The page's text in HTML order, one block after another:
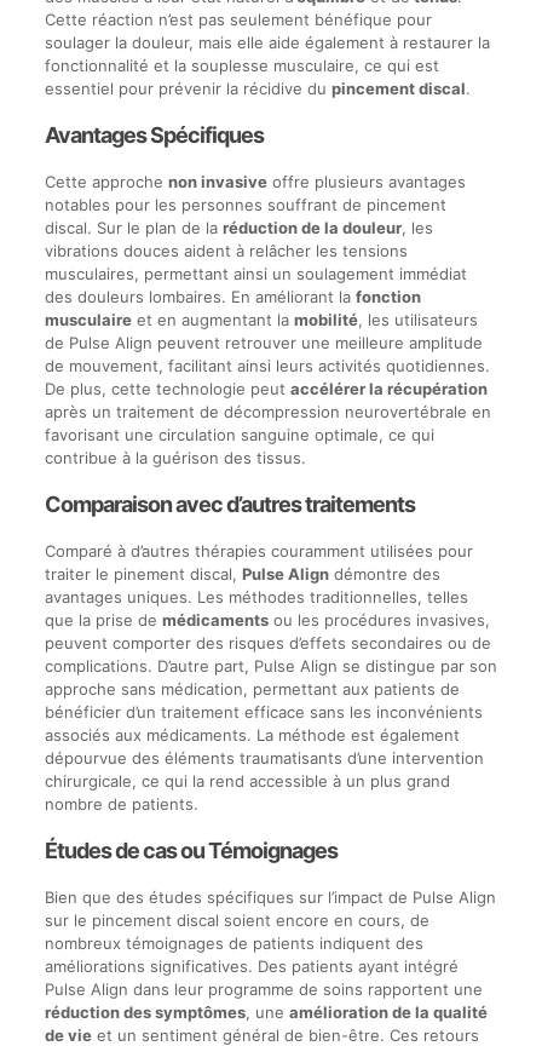
Cette réaction n’est pas seulement bénéfique pour
soulager la douleur, mais elle aide également à restaurer la
fonctionnalité et la souplesse musculaire, ce qui est
essentiel pour prévenir la récidive du pincement discal.
Avantages Spécifiques
Cette approche non invasiveoffre plusieurs avantages
notables pour les personnes souffrant de pincement
discal. Sur le plan de la réduction de la douleur, les
vibrations douces aident à relâcher les tensions
musculaires, permettant ainsi un soulagement immédiat
des douleurs lombaires. En améliorant la fonction
musculaireet en augmentant la mobilité, les utilisateurs
de Pulse Align peuvent retrouver une meilleure amplitude
de mouvement, facilitant ainsi leurs activités quotidiennes.
De plus, cette technologie peut accélérer la récupération
après un traitement de décompression neurovertébrale en
favorisant une circulation sanguine optimale, ce qui
contribue à la guérison des tissus.
Comparaison avec d’autres traitements
Comparé à d’autres thérapies couramment utilisées pour
traiter le pinement discal, Pulse Aligndémontre des
avantages uniques. Les méthodes traditionnelles, telles
que la prise de médicamentsou les procédures invasives,
peuvent comporter des risques d’effets secondaires ou de
complications. D’autre part, Pulse Align se distingue par son
approche sans médication, permettant aux patients de
bénéficier d’un traitement efficace sans les inconvénients
associés aux médicaments. La méthode est également
dépourvue des éléments traumatisants d’une intervention
chirurgicale, ce qui la rend accessible à un plus grand
nombre de patients.
Études de cas ou Témoignages
Bien que des études spécifiques sur l’impact de Pulse Align
sur le pincement discal soient encore en cours, de
nombreux témoignages de patients indiquent des
améliorations significatives. Des patients ayant intégré
Pulse Align dans leur programme de soins rapportent une
réduction des symptômes, une amélioration de la qualité
de vieet un sentiment général de bien-être. Ces retours